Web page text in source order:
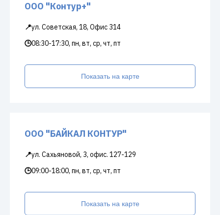
ООО "Контур+"
📍ул. Советская, 18, Офис 314
🕒08:30-17:30, пн, вт, ср, чт, пт
Показать на карте
ООО "БАЙКАЛ КОНТУР"
📍ул. Сахьяновой, 3, офис. 127-129
🕒09:00-18:00, пн, вт, ср, чт, пт
Показать на карте